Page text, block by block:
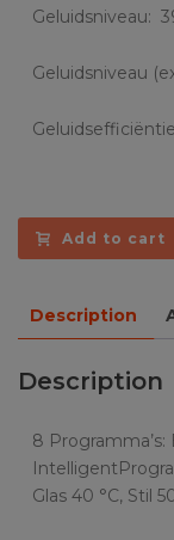
Geluidsniveau:
Geluidsniveau
Add to cart
Description
Description
8 Programma’s:
Glas 40 °C, Stil